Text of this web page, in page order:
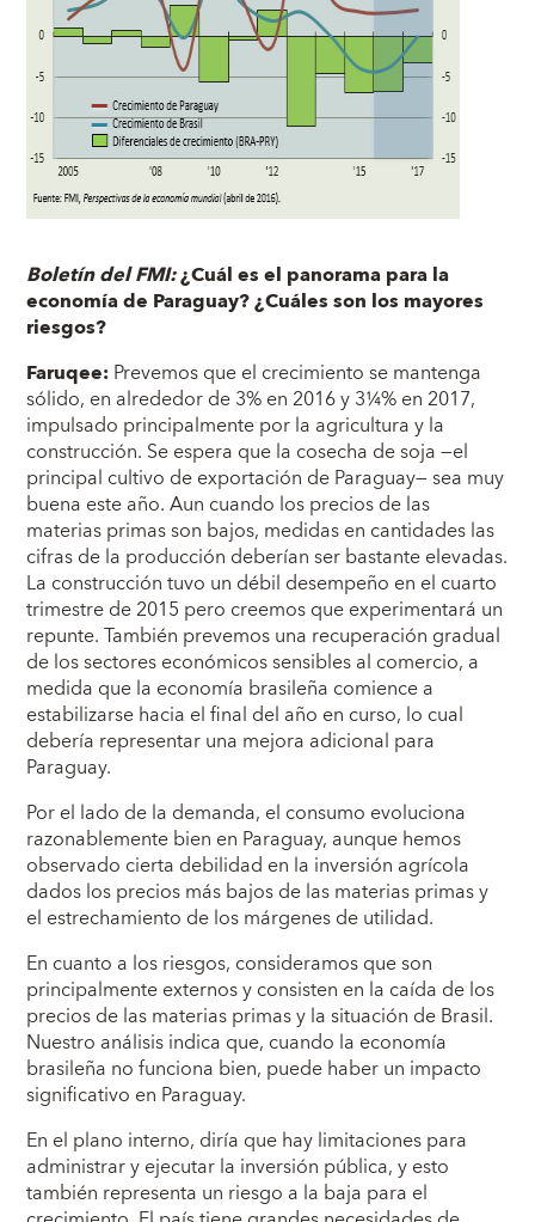
Boletín del FMI:¿Cuál es el panorama para la
economía de Paraguay? ¿Cuáles son los mayores
riesgos?
Faruqee:Prevemos que el crecimiento se mantenga
sólido, en alrededor de 3% en 2016 y 3¼% en 2017,
impulsado principalmente por la agricultura y la
construcción. Se espera que la cosecha de soja —el
principal cultivo de exportación de Paraguay— sea muy
buena este año. Aun cuando los precios de las
materias primas son bajos, medidas en cantidades las
cifras de la producción deberían ser bastante elevadas.
La construcción tuvo un débil desempeño en el cuarto
trimestre de 2015 pero creemos que experimentará un
repunte. También prevemos una recuperación gradual
de los sectores económicos sensibles al comercio, a
medida que la economía brasileña comience a
estabilizarse hacia el final del año en curso, lo cual
debería representar una mejora adicional para
Paraguay.
Por el lado de la demanda, el consumo evoluciona
razonablemente bien en Paraguay, aunque hemos
observado cierta debilidad en la inversión agrícola
dados los precios más bajos de las materias primas y
el estrechamiento de los márgenes de utilidad.
En cuanto a los riesgos, consideramos que son
principalmente externos y consisten en la caída de los
precios de las materias primas y la situación de Brasil.
Nuestro análisis indica que, cuando la economía
brasileña no funciona bien, puede haber un impacto
significativo en Paraguay.
En el plano interno, diría que hay limitaciones para
administrar y ejecutar la inversión pública, y esto
también representa un riesgo a la baja para el